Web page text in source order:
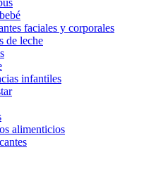
faciales y corporales
de leche
infantiles
alimenticios